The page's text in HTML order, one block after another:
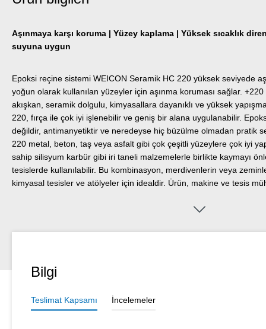
Aşınmaya karşı koruma | Yüzey kaplama | Yüksek sıcaklık
suyuna uygun
Epoksi reçine sistemi WEICON Seramik HC 220 yüksek seviyede
yoğun olarak kullanılan yüzeyler için aşınma koruması sağlar. +220
akışkan, seramik dolgulu, kimyasallara dayanıklı ve yüksek
220, fırça ile çok iyi işlenebilir ve geniş bir alana uygulanabilir.
değildir, antimanyetiktir ve neredeyse hiç büzülme olmadan pratik
220 metal, beton, taş veya asfalt gibi çok çeşitli yüzeylere çok iyi
sahip silisyum karbür gibi iri taneli malzemelerle birlikte kaymayı
tesislerde kullanılabilir. Bu kombinasyon, merdivenlerin veya
kimyasal tesisler ve atölyeler için idealdir. Ürün, makine ve tesis
Bilgi
Teslimat Kapsamı İncelemeler